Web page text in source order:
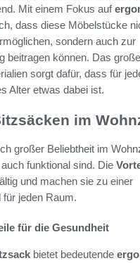
Mit einem Fokus auf
dass diese Möbelstücke
sondern auch zur
beitragen können. Das
sorgt dafür, dass für
Alter etwas dabei ist.
im
großer Beliebtheit im
funktional sind. Die
und machen sie zu einer
für jeden Raum.
für die Gesundheit
bietet bedeutende